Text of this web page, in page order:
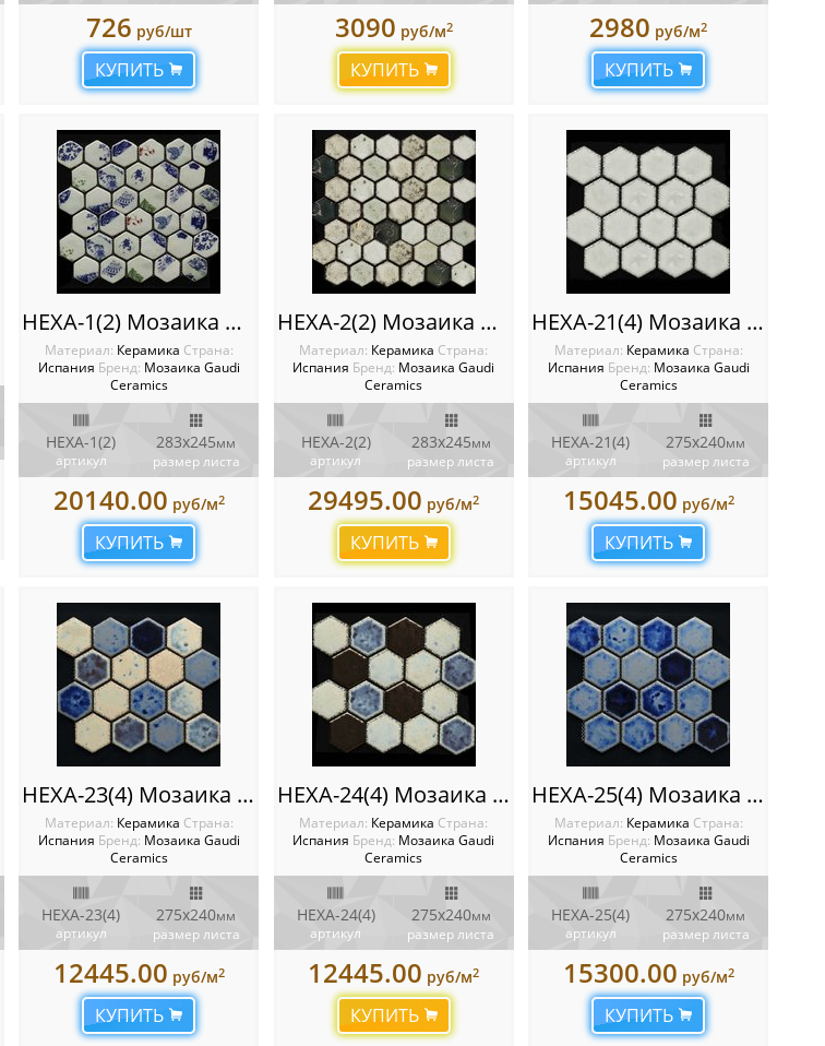
726 руб/шт
КУПИТЬ
3090 руб/м2
КУПИТЬ
2980 руб/м2
КУПИТЬ
HEXA-1(2) Мозаика Gaudi Ceramics
Материал: Керамика Cтрана:
Испания Бренд: Мозаика Gaudi
Ceramics
HEXA-1(2)
артикул
283x245мм
размер листа
20140.00 руб/м2
КУПИТЬ
HEXA-2(2) Мозаика Gaudi Ceramics
Материал: Керамика Cтрана:
Испания Бренд: Мозаика Gaudi
Ceramics
HEXA-2(2)
артикул
283x245мм
размер листа
29495.00 руб/м2
КУПИТЬ
HEXA-21(4) Мозаика Gaudi Ceramics
Материал: Керамика Cтрана:
Испания Бренд: Мозаика Gaudi
Ceramics
HEXA-21(4)
артикул
275x240мм
размер листа
15045.00 руб/м2
КУПИТЬ
HEXA-23(4) Мозаика Gaudi Ceramics
Материал: Керамика Cтрана:
Испания Бренд: Мозаика Gaudi
Ceramics
HEXA-23(4)
артикул
275x240мм
размер листа
12445.00 руб/м2
КУПИТЬ
HEXA-24(4) Мозаика Gaudi Ceramics
Материал: Керамика Cтрана:
Испания Бренд: Мозаика Gaudi
Ceramics
HEXA-24(4)
артикул
275x240мм
размер листа
12445.00 руб/м2
КУПИТЬ
HEXA-25(4) Мозаика Gaudi Ceramics
Материал: Керамика Cтрана:
Испания Бренд: Мозаика Gaudi
Ceramics
HEXA-25(4)
артикул
275x240мм
размер листа
15300.00 руб/м2
КУПИТЬ